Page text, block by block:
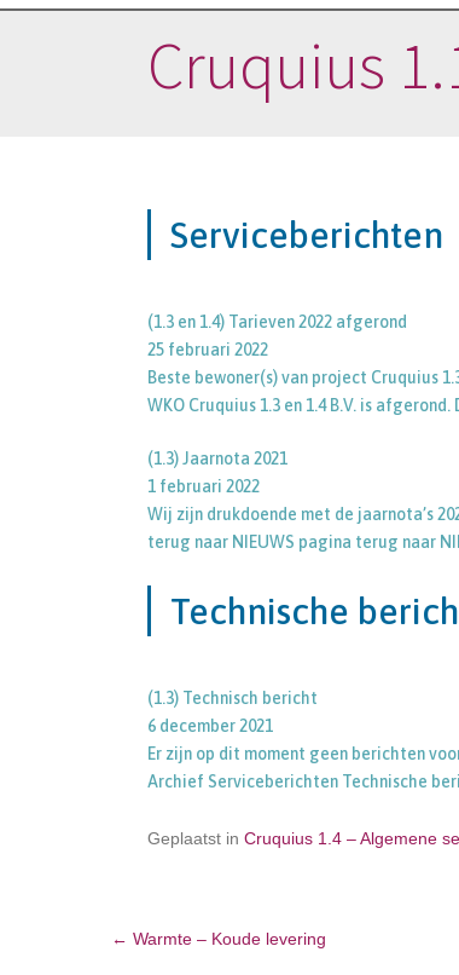
Cruquius
Serviceberichten
(1.3 en 1.4) Tarieven 2022 afgerond
25 februari 2022
Beste bewoner(s) van project Cruquius
WKO Cruquius 1.3 en 1.4 B.V. is
(1.3) Jaarnota 2021
1 februari 2022
Wij zijn drukdoende met de jaarnota’s
terug naar NIEUWS pagina terug naar
Technische
(1.3) Technisch bericht
6 december 2021
Er zijn op dit moment geen berichten
Archief Serviceberichten Technische
Geplaatst in Cruquius 1.4 – Algemene
Bericht navigatie
← Warmte – Koude levering